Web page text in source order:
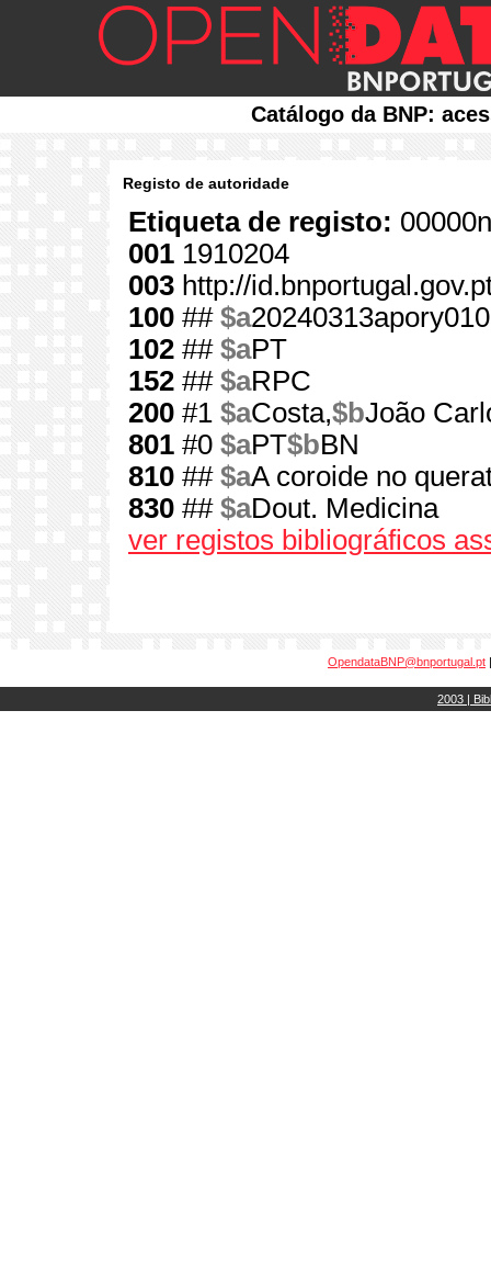
Catálogo da BNP:
Registo de autoridade
Etiqueta de registo:
001 1910204
003 http://
100 ## $a
102 ## $aPT
152 ## $aRPC
200 #1 $aCosta,$bJoão
801 #0 $aPT$bBN
810 ## $aA coroide no
830 ## $aDout. Medicina
ver registos bibliográficos
OpendataBNP@bnportugal.pt
2003 |